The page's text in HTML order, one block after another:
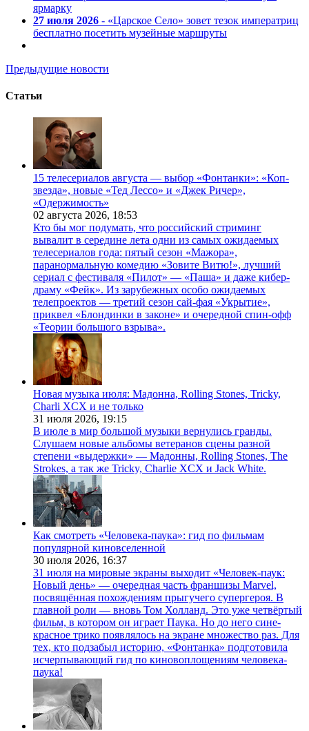
ярмарку
27 июля 2026 - «Царское Село» зовет тезок императриц
бесплатно посетить музейные маршруты
Предыдущие новости
Статьи
15 телесериалов августа — выбор «Фонтанки»: «Коп-
звезда», новые «Тед Лессо» и «Джек Ричер»,
«Одержимость»
02 августа 2026, 18:53
Кто бы мог подумать, что российский стриминг
вывалит в середине лета одни из самых ожидаемых
телесериалов года: пятый сезон «Мажора»,
паранормальную комедию «Зовите Витю!», лучший
сериал с фестиваля «Пилот» — «Паша» и даже кибер-
драму «Фейк». Из зарубежных особо ожидаемых
телепроектов — третий сезон сай-фая «Укрытие»,
приквел «Блондинки в законе» и очередной спин-офф
«Теории большого взрыва».
Новая музыка июля: Мадонна, Rolling Stones, Tricky,
Charli XCX и не только
31 июля 2026, 19:15
В июле в мир большой музыки вернулись гранды.
Слушаем новые альбомы ветеранов сцены разной
степени «выдержки» — Мадонны, Rolling Stones, The
Strokes, а так же Tricky, Charlie XCX и Jack White.
Как смотреть «Человека-паука»: гид по фильмам
популярной киновселенной
30 июля 2026, 16:37
31 июля на мировые экраны выходит «Человек-паук:
Новый день» — очередная часть франшизы Marvel,
посвящённая похождениям прыгучего супергероя. В
главной роли — вновь Том Холланд. Это уже четвёртый
фильм, в котором он играет Паука. Но до него сине-
красное трико появлялось на экране множество раз. Для
тех, кто подзабыл историю, «Фонтанка» подготовила
исчерпывающий гид по киновоплощениям человека-
паука!